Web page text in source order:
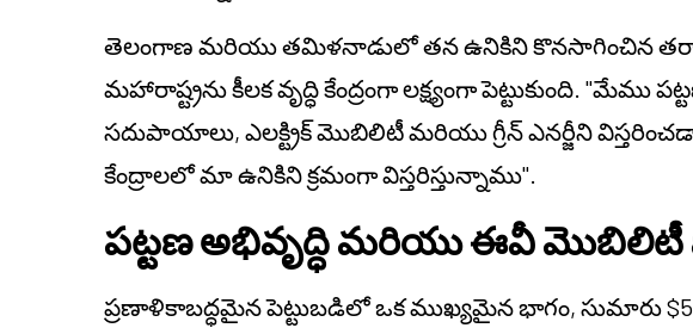
తెలంగాణ మరియు తమిళనాడులో తన ఉనికిని కొనసాగించిన
మహారాష్ట్రను కీలక వృద్ధి కేంద్రంగా లక్ష్యంగా పెట్టుకుంది. "మేము
సదుపాయాలు, ఎలక్ట్రిక్ మొబిలిటీ మరియు గ్రీన్ ఎనర్జీని
కేంద్రాలలో మా ఉనికిని క్రమంగా విస్తరిస్తున్నాము".
పట్టణ అభివృద్ధి మరియు ఈవీ
ప్రణాళికాబద్ధమైన పెట్టుబడిలో ఒక ముఖ్యమైన భాగం, సుమారు